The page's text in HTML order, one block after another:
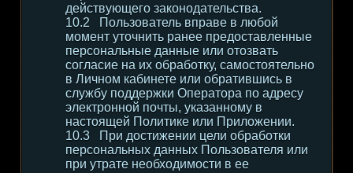
действующего законодательства.
Пользователь вправе в любой
момент уточнить ранее предоставленные
персональные данные или отозвать
согласие на их обработку, самостоятельно
в Личном кабинете или обратившись в
службу поддержки Оператора по адресу
электронной почты, указанному в
настоящей Политике или Приложении.
При достижении цели обработки
персональных данных Пользователя или
при утрате необходимости в ее